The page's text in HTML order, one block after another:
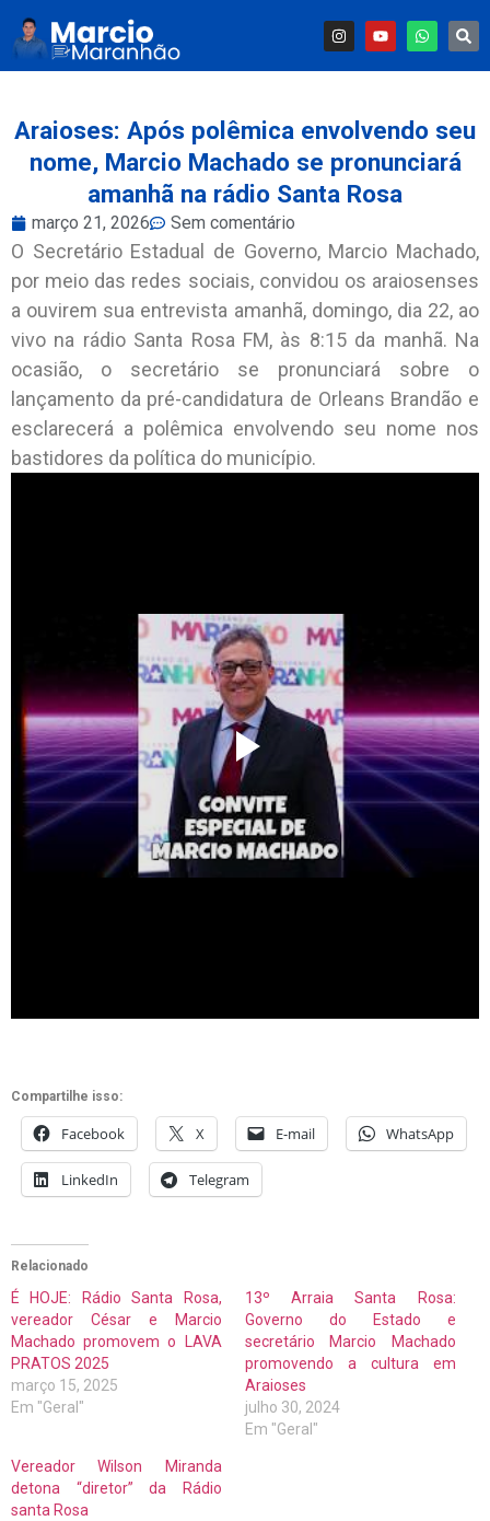
Araioses: Após polêmica envolvendo seu
nome, Marcio Machado se pronunciará
amanhã na rádio Santa Rosa
março 21, 2026 Sem comentário
O Secretário Estadual de Governo, Marcio Machado,
por meio das redes sociais, convidou os araiosenses
a ouvirem sua entrevista amanhã, domingo, dia 22, ao
vivo na rádio Santa Rosa FM, às 8:15 da manhã. Na
ocasião, o secretário se pronunciará sobre o
lançamento da pré-candidatura de Orleans Brandão e
esclarecerá a polêmica envolvendo seu nome nos
bastidores da política do município.
Compartilhe isso:
Facebook X E-mail WhatsApp
LinkedIn Telegram
Relacionado
É HOJE: Rádio Santa Rosa,
vereador César e Marcio
Machado promovem o LAVA
PRATOS 2025
março 15, 2025
Em "Geral"
13º Arraia Santa Rosa:
Governo do Estado e
secretário Marcio Machado
promovendo a cultura em
Araioses
julho 30, 2024
Em "Geral"
Vereador Wilson Miranda
detona “diretor” da Rádio
santa Rosa